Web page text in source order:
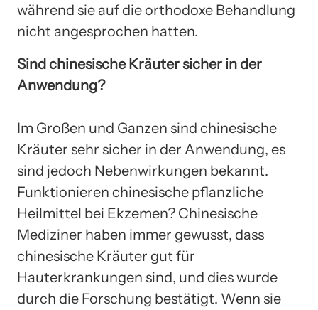
während sie auf die orthodoxe Behandlung
nicht angesprochen hatten.
Sind chinesische Kräuter sicher in der
Anwendung?
Im Großen und Ganzen sind chinesische
Kräuter sehr sicher in der Anwendung, es
sind jedoch Nebenwirkungen bekannt.
Funktionieren chinesische pflanzliche
Heilmittel bei Ekzemen? Chinesische
Mediziner haben immer gewusst, dass
chinesische Kräuter gut für
Hauterkrankungen sind, und dies wurde
durch die Forschung bestätigt. Wenn sie